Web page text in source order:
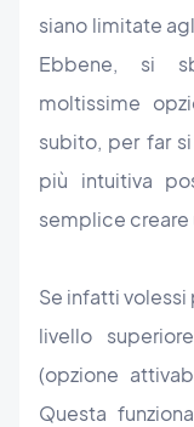
siano limitate
Ebbene, si
moltissime
subito, per far
più intuitiva
semplice creare
Se infatti
livello
(opzione
Questa